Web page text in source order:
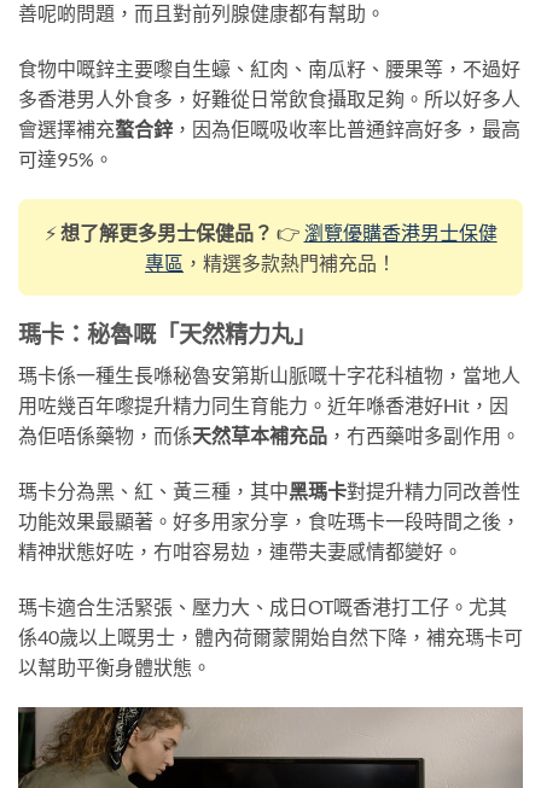
善呢啲問題，而且對前列腺健康都有幫助。
食物中嘅鋅主要嚟自生蠔、紅肉、南瓜籽、腰果等，不過好
多香港男人外食多，好難從日常飲食攝取足夠。所以好多人
會選擇補充螯合鋅 ，因為佢嘅吸收率比普通鋅高好多，最高
可達95%。
⚡想了解更多男士保健品？ 👉 瀏覽優購香港男士保健
專區 ，精選多款熱門補充品！
瑪卡：秘魯嘅「天然精力丸」
瑪卡係一種生長喺秘魯安第斯山脈嘅十字花科植物，當地人
用咗幾百年嚟提升精力同生育能力。近年喺香港好Hit，因
為佢唔係藥物，而係天然草本補充品 ，冇西藥咁多副作用。
瑪卡分為黑、紅、黃三種，其中黑瑪卡對提升精力同改善性
功能效果最顯著。好多用家分享，食咗瑪卡一段時間之後，
精神狀態好咗，冇咁容易攰，連帶夫妻感情都變好。
瑪卡適合生活緊張、壓力大、成日OT嘅香港打工仔。尤其
係40歲以上嘅男士，體內荷爾蒙開始自然下降，補充瑪卡可
以幫助平衡身體狀態。